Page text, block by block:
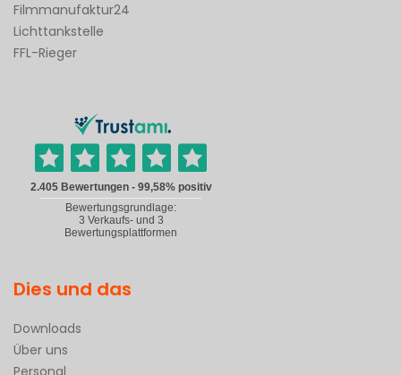
Filmmanufaktur24
Lichttankstelle
FFL-Rieger
Dies und das
Downloads
Über uns
Personal